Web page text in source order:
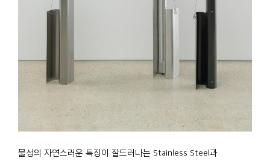
물성의 자연스러운 특징이 잘드러나는 Stainless Steel과